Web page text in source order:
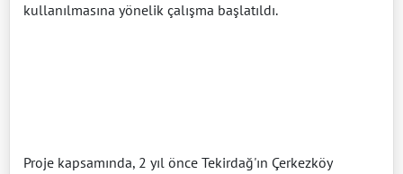
kullanılmasına yönelik çalışma başlatıldı.
Proje kapsamında, 2 yıl önce Tekirdağ'ın Çerkezköy